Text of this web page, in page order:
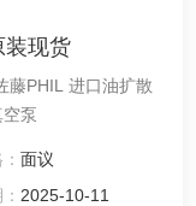
装现货
藤PHIL 进口油扩散
空泵
面议
2025-10-11